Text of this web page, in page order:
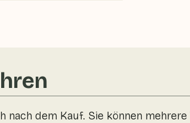
dem Kauf. Sie können